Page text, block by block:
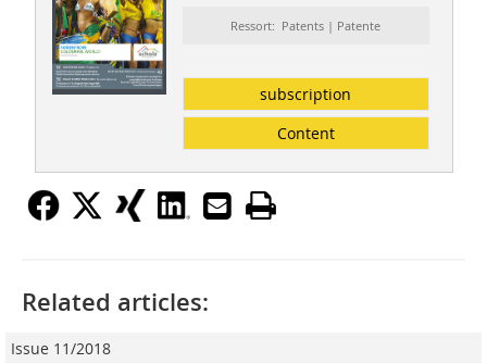
Ressort: Patents | Patente
subscription
Content
Related articles:
Issue 11/2018